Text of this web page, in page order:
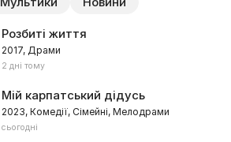
Розбиті життя
2017, Драми
2 дні тому
Мій карпатський дідусь
2023, Комедії, Сімейні, Мелодрами
сьогодні